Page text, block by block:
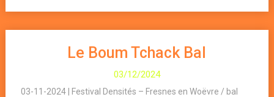
Le Boum Tchack Bal
03/12/2024
03-11-2024 | Festival Densités – Fresnes en Woëvre / bal